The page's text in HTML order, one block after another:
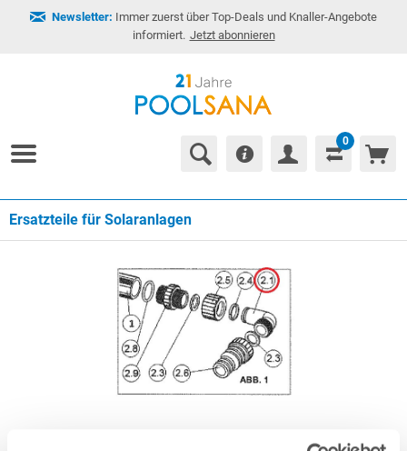
Newsletter: Immer zuerst über Top-Deals und Knaller-Angebote
informiert. Jetzt abonnieren
0
Ersatzteile für Solaranlagen